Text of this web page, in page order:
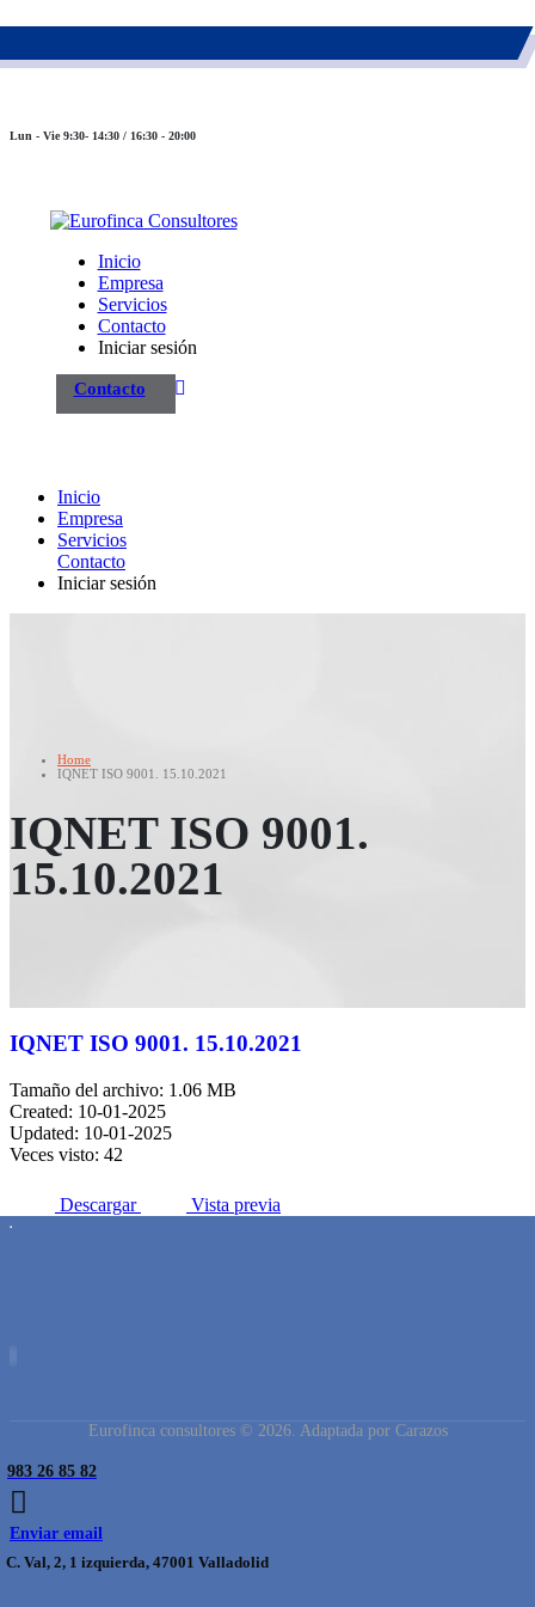
Lun - Vie 9:30- 14:30 / 16:30 - 20:00
Inicio
Empresa
Servicios
Contacto
Iniciar sesión
Contacto
Inicio
Empresa
Servicios
Contacto
Iniciar sesión
Home
IQNET ISO 9001. 15.10.2021
IQNET ISO 9001.
15.10.2021
IQNET ISO 9001. 15.10.2021
Tamaño del archivo: 1.06 MB
Created: 10-01-2025
Updated: 10-01-2025
Veces visto: 42
Descargar Vista previa
Eurofinca consultores © 2026. Adaptada por Carazos
983 26 85 82
Enviar email
C. Val, 2, 1 izquierda, 47001 Valladolid